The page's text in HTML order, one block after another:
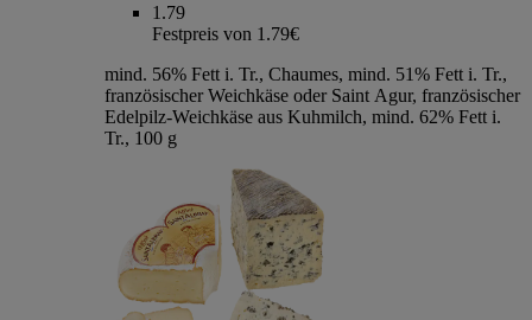
1.79
Festpreis von 1.79€
mind. 56% Fett i. Tr., Chaumes, mind. 51% Fett i. Tr.,
französischer Weichkäse oder Saint Agur, französischer
Edelpilz-Weichkäse aus Kuhmilch, mind. 62% Fett i.
Tr., 100 g